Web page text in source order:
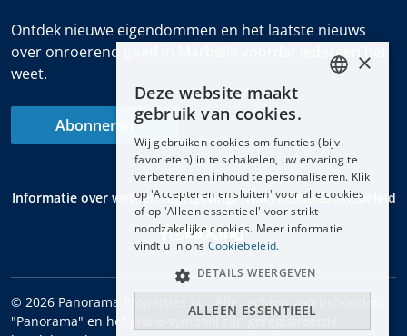
Ontdek nieuwe eigendommen en het laatste nieuws
over onroerend goed in Marbella voordat iedereen het
weet.
Abonneren
Informatie over wet- en regelgevingPrivacybeleidCookiebeleid
© 2026 Panorama Properties SL - Alle rechten voorbehouden.
"Panorama" en het globe-symbool zijn geregistreerde
DEUTSCH
FRANÇAIS
×
Deze website maakt
gebruik van cookies.
Wij gebruiken cookies om functies (bijv.
favorieten) in te schakelen, uw ervaring te
verbeteren en inhoud te personaliseren. Klik
op 'Accepteren en sluiten' voor alle cookies
of op 'Alleen essentieel' voor strikt
noodzakelijke cookies. Meer informatie
vindt u in ons Cookiebeleid.
ALLEEN ESSENTIEEL
DETAILS WEERGEVEN